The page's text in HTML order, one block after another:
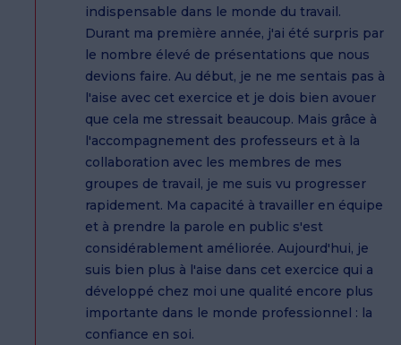
indispensable dans le monde du travail.
Durant ma première année, j'ai été surpris par
le nombre élevé de présentations que nous
devions faire. Au début, je ne me sentais pas à
l'aise avec cet exercice et je dois bien avouer
que cela me stressait beaucoup. Mais grâce à
l'accompagnement des professeurs et à la
collaboration avec les membres de mes
groupes de travail, je me suis vu progresser
rapidement. Ma capacité à travailler en équipe
et à prendre la parole en public s'est
considérablement améliorée. Aujourd'hui, je
suis bien plus à l'aise dans cet exercice qui a
développé chez moi une qualité encore plus
importante dans le monde professionnel : la
confiance en soi.